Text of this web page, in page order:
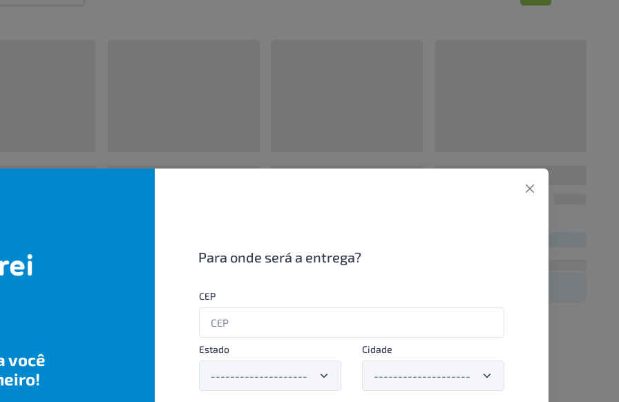
você
Para onde será a entrega?
CEP
Estado Cidade